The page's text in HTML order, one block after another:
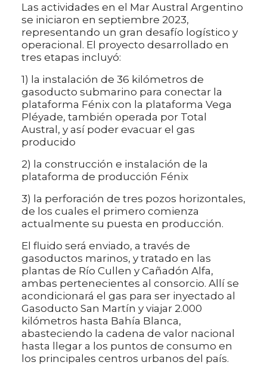
Las actividades en el Mar Austral Argentino
se iniciaron en septiembre 2023,
representando un gran desafío logístico y
operacional. El proyecto desarrollado en
tres etapas incluyó:
1) la instalación de 36 kilómetros de
gasoducto submarino para conectar la
plataforma Fénix con la plataforma Vega
Pléyade, también operada por Total
Austral, y así poder evacuar el gas
producido
2) la construcción e instalación de la
plataforma de producción Fénix
3) la perforación de tres pozos horizontales,
de los cuales el primero comienza
actualmente su puesta en producción.
El fluido será enviado, a través de
gasoductos marinos, y tratado en las
plantas de Río Cullen y Cañadón Alfa,
ambas pertenecientes al consorcio. Allí se
acondicionará el gas para ser inyectado al
Gasoducto San Martín y viajar 2.000
kilómetros hasta Bahía Blanca,
abasteciendo la cadena de valor nacional
hasta llegar a los puntos de consumo en
los principales centros urbanos del país.